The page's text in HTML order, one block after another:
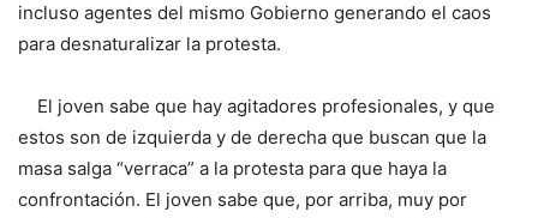
incluso agentes del mismo Gobierno generando el caos
para desnaturalizar la protesta.
El joven sabe que hay agitadores profesionales, y que
estos son de izquierda y de derecha que buscan que la
masa salga “verraca” a la protesta para que haya la
confrontación. El joven sabe que, por arriba, muy por